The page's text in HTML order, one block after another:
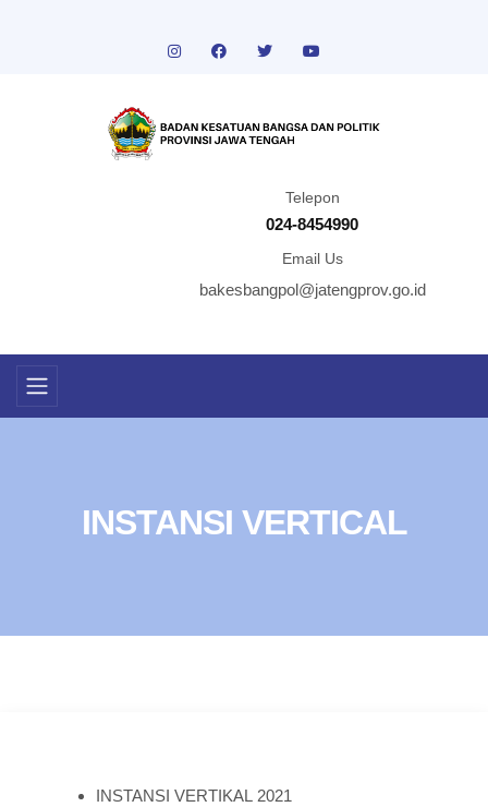
Telepon
024-8454990
Email Us
bakesbangpol@jatengprov.go.id
INSTANSI VERTICAL
INSTANSI VERTIKAL 2021